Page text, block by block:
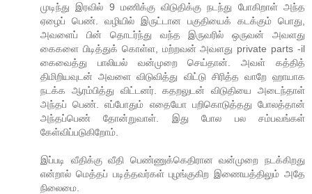
முடிந்து இரவில் 9 மணிக்கு விடுதிக்கு நடந்து போகிறாள் அந்த
ஏழைப் பெண். வழியில் இருட்டான பகுதியைக் கடக்கும் பொது,
அவளைப் பின் தொடர்ந்து வந்த இருவரில் ஒருவன் அவளது
கைகளை பிடித்துக் கொள்ள, மற்றவன் அவளது private parts -il
கைவைத்து பாலியல் வன்முறை செய்தான். அவள் கத்தித்
திமிறியவுடன் அவளை விடுவித்து விட்டு சிரித்த வாறே ஹாயாக
நடக்க ஆரம்பித்து விட்டனர். கதறலுடன் விடுதியை அடைந்தாள்
அந்தப் பெண். எப்போதும் எதையோ பறிகொடுத்தது போலத்தான்
அந்தப்பெண் தோன்றுவாள். இது போல பல சம்பவங்கள்
கேள்விப்படுகிறோம்.
இப்படி வீதிக்கு வீதி பெண்ணுக்கெதிரான வன்முறை நடக்கிறது
என்றால் மெத்தப் படித்தவர்கள் புழங்குகிற இணையத்திலும் அதே
நிலைமை.